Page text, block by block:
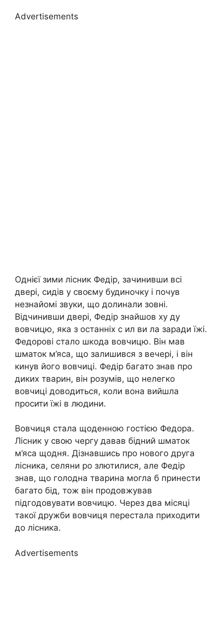
Advertisements
Однієї зими лісник Федір, зачинивши всі
двері, сидів у своєму будиночку і почув
незнайомі звуки, що долинали зовні.
Відчинивши двері, Федір знайшов ху ду
вовчицю, яка з останніх с ил ви ла заради їжі.
Федорові стало шкода вовчицю. Він мав
шматок м’яса, що залишився з вечері, і він
кинув його вовчиці. Федір багато знав про
диких тварин, він розумів, що нелегко
вовчиці доводиться, коли вона вийшла
просити їжі в людини.
Вовчиця стала щоденною гостією Федора.
Лісник у свою чергу давав бідний шматок
м’яса щодня. Дізнавшись про нового друга
лісника, селяни ро злютилися, але Федір
знав, що голодна тварина могла б принести
багато бід, тож він продовжував
підгодовувати вовчицю. Через два місяці
такої дружби вовчиця перестала приходити
до лісника.
Advertisements